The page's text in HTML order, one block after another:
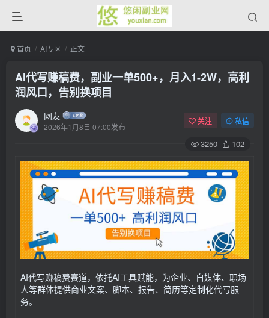
首页 AI专区 正文
AI代写赚稿费，副业一单500+，月入1-2W，高利
润风口，告别换项目
网友
2026年1月8日 07:00发布
关注 私信
3250 102
AI代写赚稿费赛道，依托AI工具赋能，为企业、自媒体、职场
人等群体提供商业文案、脚本、报告、简历等定制化代写服
务。